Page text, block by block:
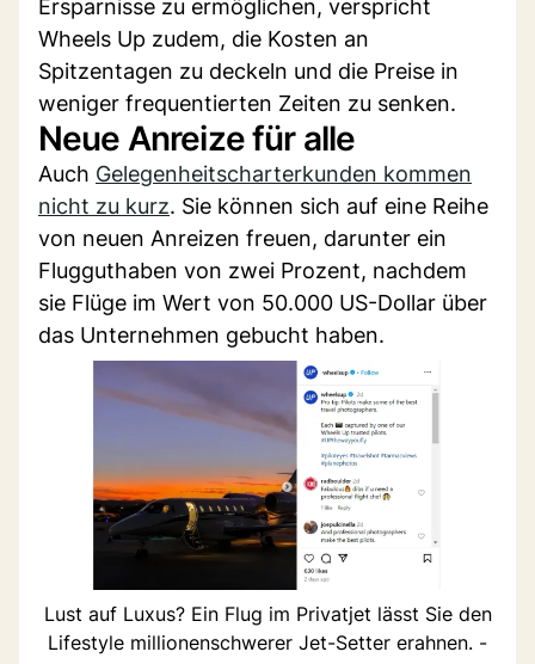
Ersparnisse zu ermöglichen, verspricht
Wheels Up zudem, die Kosten an
Spitzentagen zu deckeln und die Preise in
weniger frequentierten Zeiten zu senken.
Neue Anreize für alle
Auch Gelegenheitscharterkunden kommen
nicht zu kurz. Sie können sich auf eine Reihe
von neuen Anreizen freuen, darunter ein
Flugguthaben von zwei Prozent, nachdem
sie Flüge im Wert von 50.000 US-Dollar über
das Unternehmen gebucht haben.
Lust auf Luxus? Ein Flug im Privatjet lässt Sie den
Lifestyle millionenschwerer Jet-Setter erahnen. -